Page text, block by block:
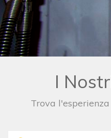
I
Trova